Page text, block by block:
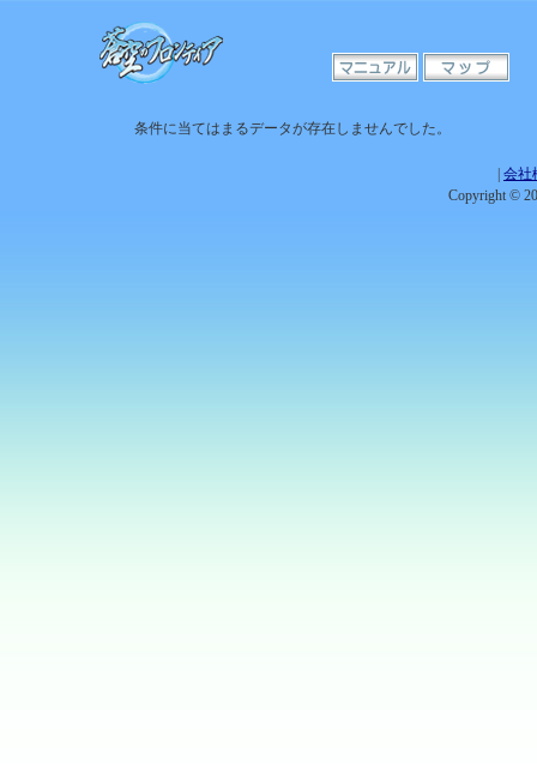
条件に当てはまるデータが存在しませんでした。
会社
Copyright ©